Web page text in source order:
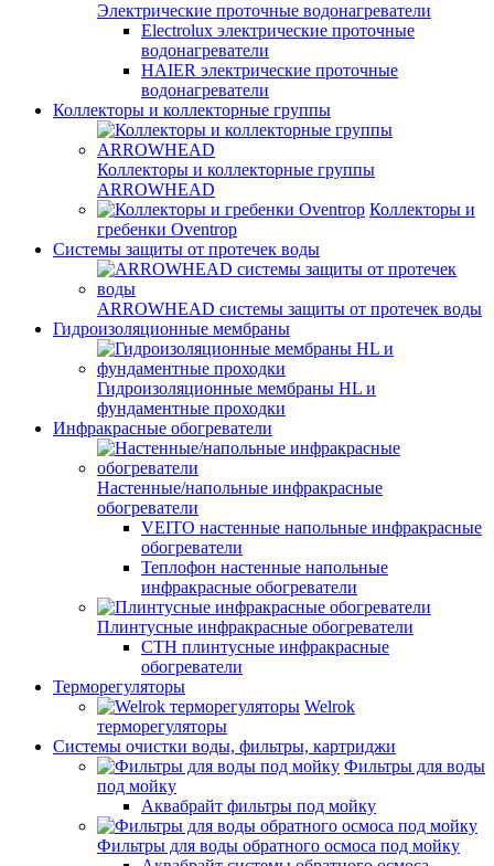
Электрические проточные водонагреватели
Electrolux электрические проточные
водонагреватели
HAIER электрические проточные
водонагреватели
Коллекторы и коллекторные группы
Коллекторы и коллекторные группы
ARROWHEAD
Коллекторы и
гребенки Oventrop
Системы защиты от протечек воды
ARROWHEAD системы защиты от протечек воды
Гидроизоляционные мембраны
Гидроизоляционные мембраны HL и
фундаментные проходки
Инфракрасные обогреватели
Настенные/напольные инфракрасные
обогреватели
VEITO настенные напольные инфракрасные
обогреватели
Теплофон настенные напольные
инфракрасные обогреватели
Плинтусные инфракрасные обогреватели
СТН плинтусные инфракрасные
обогреватели
Терморегуляторы
Welrok
терморегуляторы
Системы очистки воды, фильтры, картриджи
Фильтры для воды
под мойку
Аквабрайт фильтры под мойку
Фильтры для воды обратного осмоса под мойку